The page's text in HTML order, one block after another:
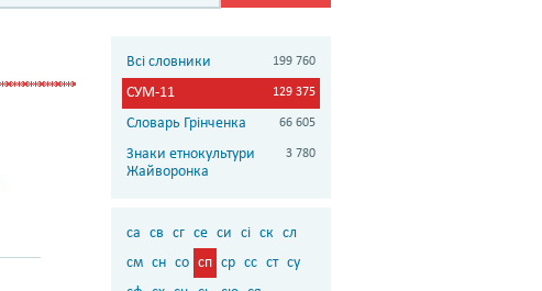
Всі словники 199 760
СУМ-11 129 375
Словарь Грінченка 66 605
Знаки етнокультури
Жайворонка
3 780
са св сг се си сі ск сл
см сн со сп ср сс ст су